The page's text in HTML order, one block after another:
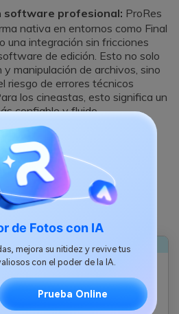
de Fotos con IA
mejora su nitidez y revive tus
con el poder de la IA.
Prueba Online
software profesional: ProRes
nativa en entornos como Final
una integración sin fricciones
de edición. Esto no solo
manipulación de archivos, sino
riesgo de errores técnicos
los cineastas, esto significa un
confiable y fluido.
ProRes
Así
fácilmente
con cualquier nivel de